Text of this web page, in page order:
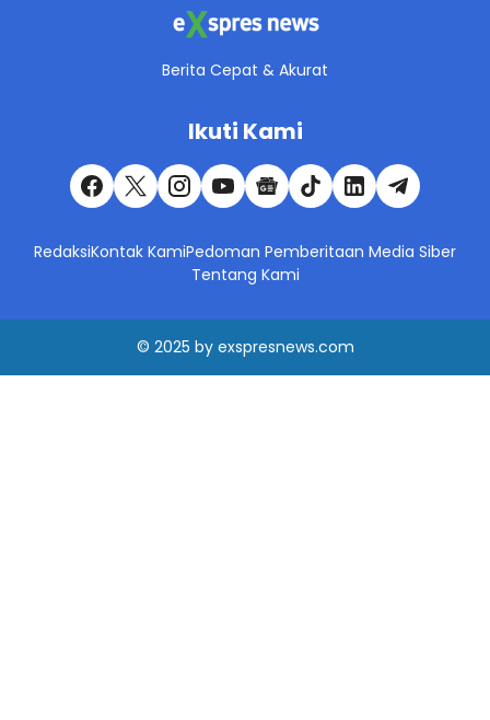
Berita Cepat & Akurat
Ikuti Kami
RedaksiKontak KamiPedoman Pemberitaan Media Siber
Tentang Kami
© 2025 by exspresnews.com